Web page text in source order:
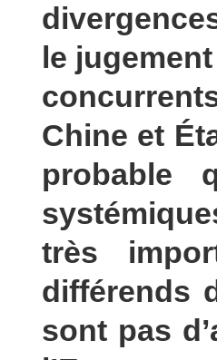
le
Chine et
probable
très
différends
sont pas